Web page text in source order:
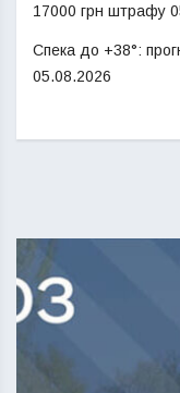
17000 грн штрафу
Спека до +38°:
05.08.2026